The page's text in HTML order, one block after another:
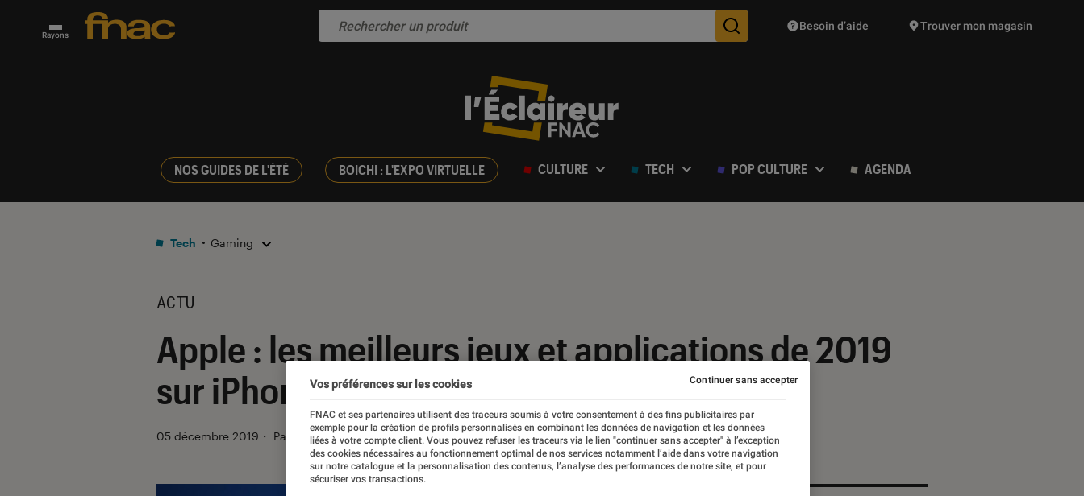
Rayons Des suggestions de produits vont vous être proposées
Besoin d’aide Trouver mon magasin
NOS GUIDES DE L'ÉTÉ BOICHI : L'EXPO VIRTUELLE CULTURE TECH POP CULTURE AGENDA
Tech Gaming
ACTU
Apple : les meilleurs jeux et applications de 2019
sur iPhone, iPad, Mac, Apple TV
05 décembre 2019 ・ Par Milan Lebas
Vos préférences sur les cookies
FNAC et ses partenaires utilisent des traceurs soumis à votre consentement à des fins publicitaires par
exemple pour la création de profils personnalisés en combinant les données de navigation et les données
liées à votre compte client. Vous pouvez refuser les traceurs via le lien "continuer sans accepter" à l’exception
des cookies nécessaires au fonctionnement optimal de nos services notamment l’aide dans votre navigation
sur notre catalogue et la personnalisation des contenus, l’analyse des performances de notre site, et pour
sécuriser vos transactions.
Continuer sans accepter